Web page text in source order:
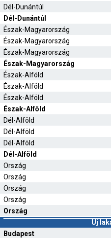
Dél-Dunántúl
Dél-Dunántúl
Észak-Magyarország
Észak-Magyarország
Észak-Magyarország
Észak-Magyarország
Észak-Alföld
Észak-Alföld
Észak-Alföld
Észak-Alföld
Dél-Alföld
Dél-Alföld
Dél-Alföld
Dél-Alföld
Ország
Ország
Ország
Ország
Ország
Új
Budapest